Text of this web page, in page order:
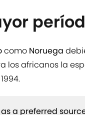
como Noruega
los africanos la
a preferred